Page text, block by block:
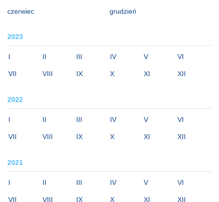
czerwiec grudzień
2023
I II III IV V VI
VII VIII IX X XI XII
2022
I II III IV V VI
VII VIII IX X XI XII
2021
I II III IV V VI
VII VIII IX X XI XII